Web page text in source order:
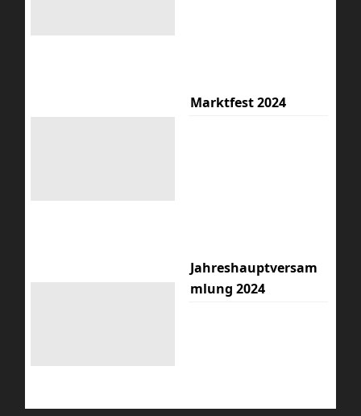
Marktfest 2024
Jahreshauptversam
mlung 2024